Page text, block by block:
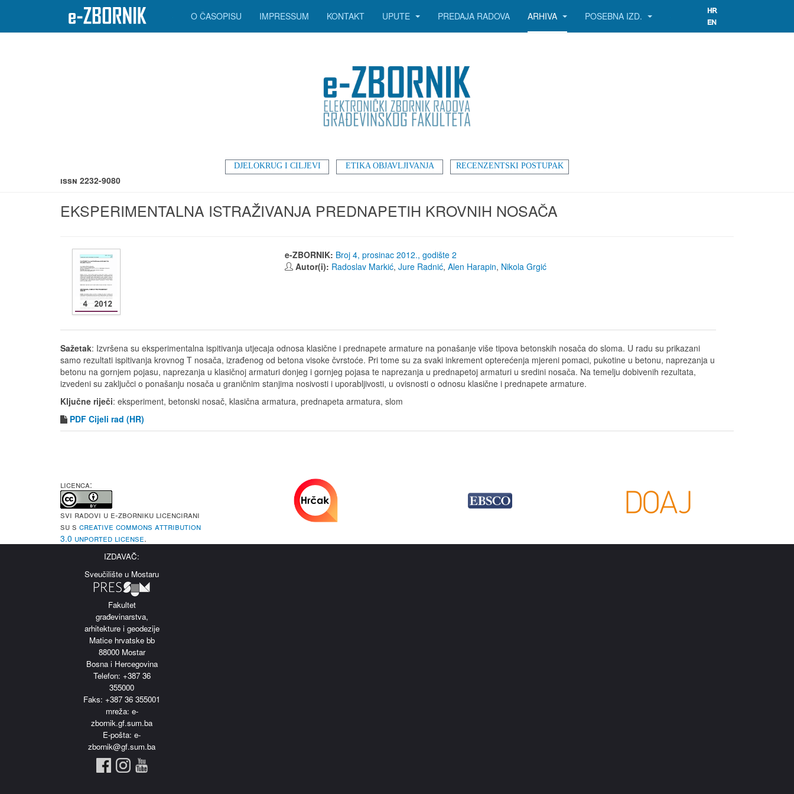
DJELOKRUG I CILJEVI ETIKA OBJAVLJIVANJA RECENZENTSKI POSTUPAK
O ČASOPISU IMPRESSUM KONTAKT UPUTE PREDAJA RADOVA ARHIVA POSEBNA IZD.
ISSN 2232-9080
EKSPERIMENTALNA ISTRAŽIVANJA PREDNAPETIH KROVNIH NOSAČA
e-ZBORNIK: Broj 4, prosinac 2012., godište 2
Autor(i): Radoslav Markić, Jure Radnić, Alen Harapin, Nikola Grgić
Sažetak: Izvršena su eksperimentalna ispitivanja utjecaja odnosa klasične i prednapete armature na ponašanje više tipova betonskih nosača do sloma. U radu su prikazani
samo rezultati ispitivanja krovnog T nosača, izrađenog od betona visoke čvrstoće. Pri tome su za svaki inkrement opterećenja mjereni pomaci, pukotine u betonu, naprezanja u
betonu na gornjem pojasu, naprezanja u klasičnoj armaturi donjeg i gornjeg pojasa te naprezanja u prednapetoj armaturi u sredini nosača. Na temelju dobivenih rezultata,
izvedeni su zaključci o ponašanju nosača u graničnim stanjima nosivosti i uporabljivosti, u ovisnosti o odnosu klasične i prednapete armature.
Ključne riječi: eksperiment, betonski nosač, klasična armatura, prednapeta armatura, slom
PDF Cijeli rad (HR)
LICENCA:
Svi radovi u e-Zborniku licencirani
su s Creative Commons Attribution
3.0 Unported License.
IZDAVAČ:
Sveučilište u Mostaru
Fakultet
građevinarstva,
arhitekture i geodezije
Matice hrvatske bb
88000 Mostar
Bosna i Hercegovina
Telefon: +387 36
355000
Faks: +387 36 355001
mreža: e-
zbornik.gf.sum.ba
E-pošta: e-
zbornik@gf.sum.ba